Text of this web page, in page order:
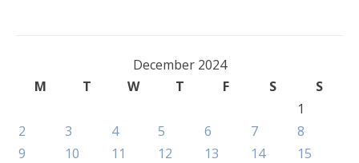
December 2024
M
T W T F S
S
1
2
3 4 5 6 7
8
9
10 11 12 13 14
15